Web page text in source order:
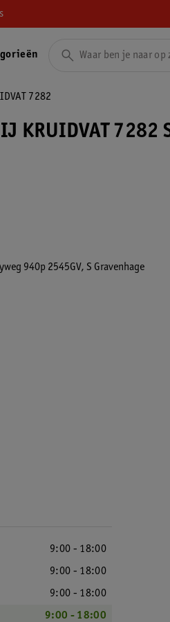
7282
KRUIDVAT 7282
9:00 - 18:00
9:00 - 18:00
9:00 - 18:00
9:00 - 18:00